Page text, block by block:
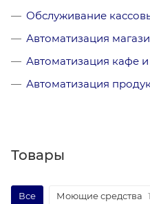
Обслуживание
Автоматизация
Автоматизация кафе
Автоматизация
Товары
Все Моющие средства 1